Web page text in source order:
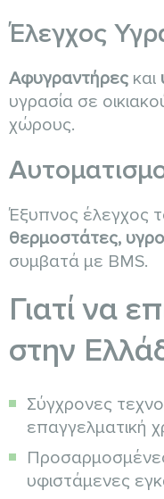
Έλεγχος
Αφυγραντήρες και
υγρασία σε
χώρους.
Έξυπνος έλεγχος
θερμοστάτες,
συμβατά με BMS.
Γιατί να
στην
Σύγχρονες
επαγγελματική
υφιστάμενες